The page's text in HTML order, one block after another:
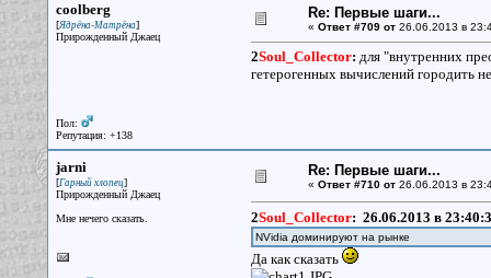
coolberg
[Ядрёна-Матрёна]
Прирожденный Джаец
Пол:
Репутация: +138
Re: Первые шаги...
« Ответ #709 от26.06.2013 в
2Soul_Collector: для "внутренних
гетерогенных вычислений городить
jarni
[Гарный хлопец]
Прирожденный Джаец
Мне нечего сказать.
Re: Первые шаги...
« Ответ #710 от26.06.2013 в
2Soul_Collector: 26.06.2013 в
NVidia доминируют на рынке
Да как сказать